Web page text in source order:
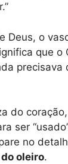
Deus, o
que o
precisava
do
ser
no
oleiro.